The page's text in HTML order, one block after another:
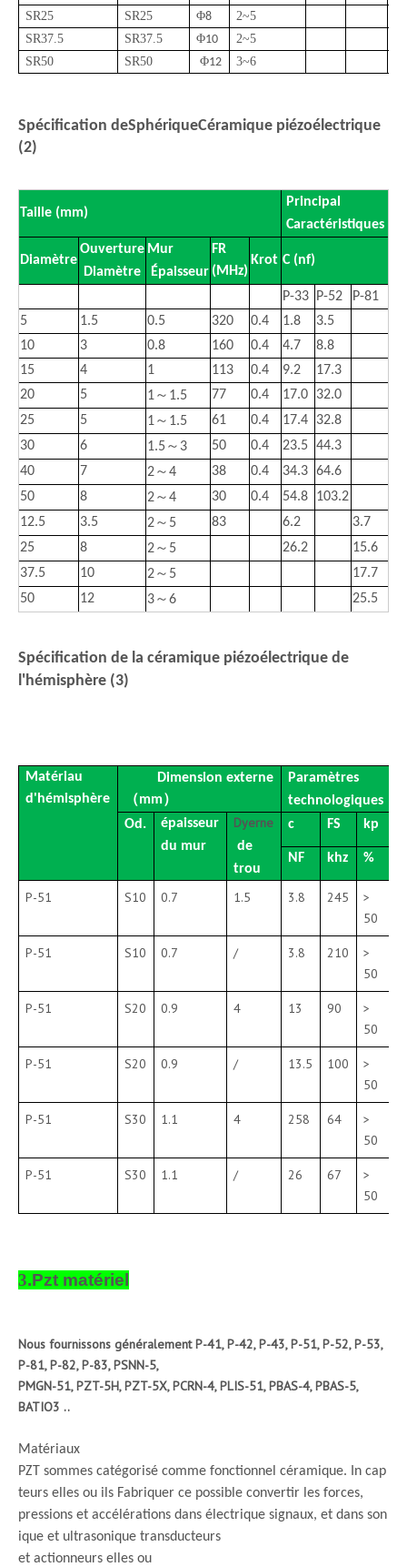
SR25
SR25 Φ8 2~5
SR37.5 SR37.5 Φ10 2~5
SR50 SR50 Φ12 3~6
Spécification deSphériqueCéramique piézoélectrique
(2)
Taille (mm)
Principal
Caractéristiques
Diamètre
Ouverture
Diamètre
Mur
Épaisseur
FR
(MHz)
Krot C (nf)
P-33 P-52
P-81
5
1.5 0.5 320 0.4 1.8
3.5
10
3 0.8 160 0.4 4.7
8.8
15
4 1 113 0.4 9.2
17.3
20
5 1～ 1.5 77 0.4 17.0
32.0
25
5 1～ 1.5 61 0.4 17.4
32.8
30
6 1.5～ 3 50 0.4 23.5 44.3
40
7 2～4 38 0.4 34.3 64.6
50
8 2～4 30 0.4 54.8
103.2
12.5
3.5 2～ 5 83 6.2
3.7
25
8 2～ 5 26.2
15.6
37.5
10 2～ 5
17.7
50
12 3～6 25.5
Spécification de la céramique piézoélectrique de
l'hémisphère (3)
Matériau
d'hémisphère
Dimension externe
（mm）
Paramètres
technologiques
Od.
épaisseur
du mur
Dyerne
de
trou
c FS kp
NF khz %
P-51 S10 0.7 1.5 3.8 245
>
50
P-51 S10 0.7 / 3.8 210
>
50
P-51 S20 0.9 4 13 90
>
50
P-51 S20 0.9 / 13.5 100
>
50
P-51 S30 1.1 4 258 64
>
50
P-51 S30 1.1 / 26 67
>
50
3.Pzt matériel
Nous fournissons généralement P-41, P-42, P-43, P-51, P-52, P-53,
P-81, P-82, P-83, PSNN-5,
PMGN-51, PZT-5H, PZT-5X, PCRN-4, PLIS-51, PBAS-4, PBAS-5,
BATIO3 ..
Matériaux
PZT sommes catégorisé comme fonctionnel céramique. In cap
teurs elles ou ils Fabriquer ce possible convertir les forces,
pressions et accélérations dans électrique signaux, et dans son
ique et ultrasonique transducteurs
et actionneurs elles ou